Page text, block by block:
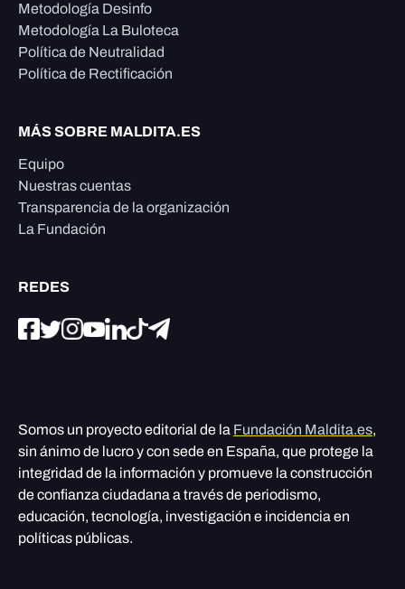
Metodología Desinfo
Metodología La Buloteca
Política de Neutralidad
Política de Rectificación
MÁS SOBRE MALDITA.ES
Equipo
Nuestras cuentas
Transparencia de la organización
La Fundación
REDES
Somos un proyecto editorial de la Fundación Maldita.es,
sin ánimo de lucro y con sede en España, que protege la
integridad de la información y promueve la construcción
de confianza ciudadana a través de periodismo,
educación, tecnología, investigación e incidencia en
políticas públicas.